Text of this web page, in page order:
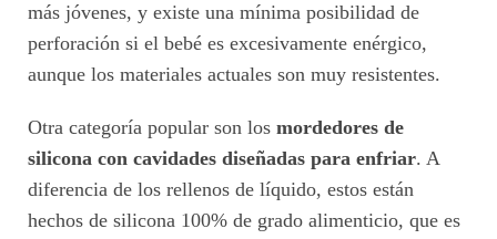
más jóvenes, y existe una mínima posibilidad de
perforación si el bebé es excesivamente enérgico,
aunque los materiales actuales son muy resistentes.
Otra categoría popular son los mordedores de
silicona con cavidades diseñadas para enfriar. A
diferencia de los rellenos de líquido, estos están
hechos de silicona 100% de grado alimenticio, que es